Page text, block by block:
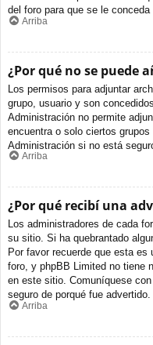
del foro para que se le
Arriba
¿Por qué no se puede
Los permisos para adjuntar
grupo, usuario y son
Administración no permite
encuentra o solo ciertos
Administración si no está
Arriba
¿Por qué recibí una
Los administradores de cada
su sitio. Si ha quebrantado
Por favor recuerde que esta es
foro, y phpBB Limited no tiene
en este sitio. Comuníquese
seguro de porqué fue advertido.
Arriba